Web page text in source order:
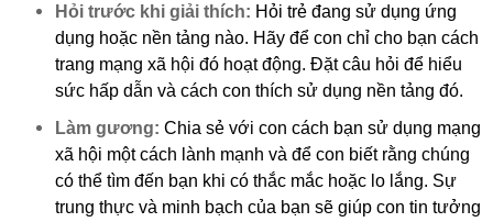
Hỏi trước khi giải thích: Hỏi trẻ đang sử dụng ứng
dụng hoặc nền tảng nào. Hãy để con chỉ cho bạn cách
trang mạng xã hội đó hoạt động. Đặt câu hỏi để hiểu
sức hấp dẫn và cách con thích sử dụng nền tảng đó.
Làm gương: Chia sẻ với con cách bạn sử dụng mạng
xã hội một cách lành mạnh và để con biết rằng chúng
có thể tìm đến bạn khi có thắc mắc hoặc lo lắng. Sự
trung thực và minh bạch của bạn sẽ giúp con tin tưởng